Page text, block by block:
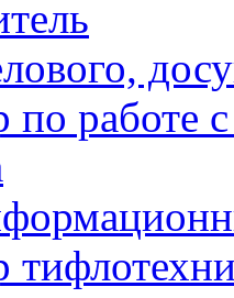
по работе